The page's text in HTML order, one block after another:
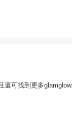
還可找到更多